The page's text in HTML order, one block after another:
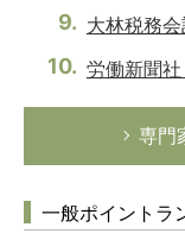
大林税務
労働新聞
専門
一般ポイントラ